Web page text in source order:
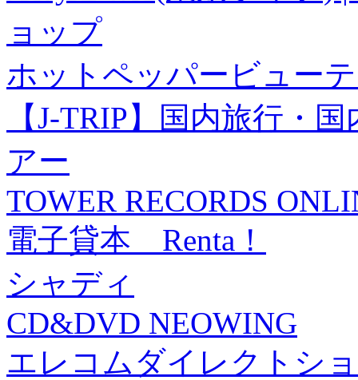
ョップ
ホットペッパービュー
【J-TRIP】国内旅行・
アー
TOWER RECORDS
電子貸本 Renta！
シャディ
CD&DVD NEOWING
エレコムダイレクトシ